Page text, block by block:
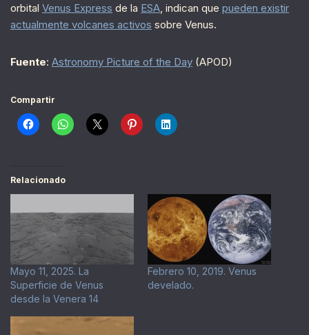
orbital Venus Express de la ESA, indican que pueden existir
actualmente volcanes activos sobre Venus.
Fuente: Astronomy Picture of the Day (APOD)
Compartir
Relacionado
Mayo 11, 2025. La
Superficie de Venus
desde la Venera 14
Febrero 10, 2019. Venus
develado.